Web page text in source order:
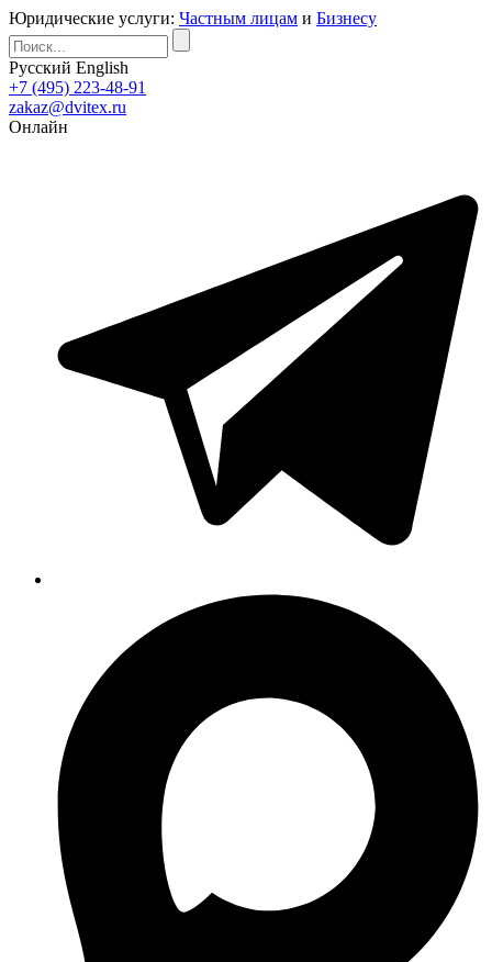
Юридические услуги: Частным лицам и Бизнесу
Русский English
+7 (495) 223-48-91
zakaz@dvitex.ru
Онлайн